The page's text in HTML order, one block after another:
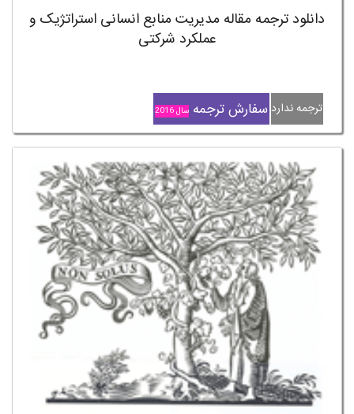
دانلود ترجمه مقاله مدیریت منابع انسانی استراتژیک و
عملکرد شرکتی
ترجمه ندارد سفارش ترجمه سال 2016